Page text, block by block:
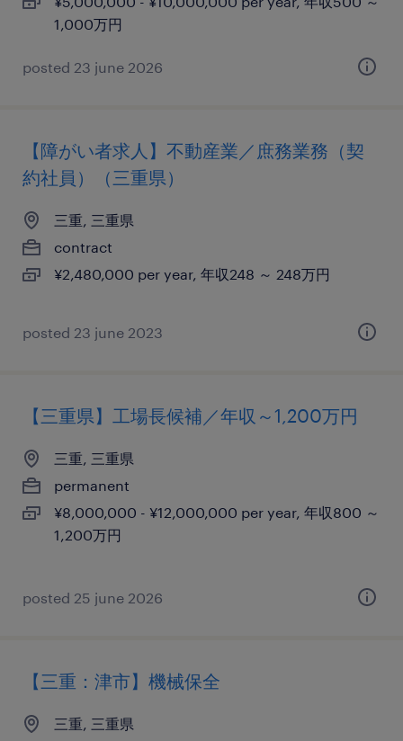
1,000万円
posted 23 june 2026
【障がい者求人】不動産業／庶務業務（契
約社員）（三重県）
三重, 三重県
contract
¥2,480,000 per year, 年収248 ～ 248万円
posted 23 june 2023
【三重県】工場長候補／年収～1,200万円
三重, 三重県
permanent
¥8,000,000 - ¥12,000,000 per year, 年収800 ～
1,200万円
posted 25 june 2026
【三重：津市】機械保全
三重, 三重県